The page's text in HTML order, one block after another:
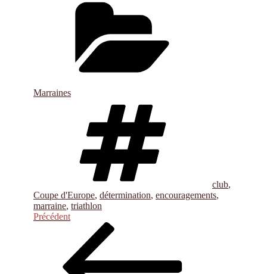
Marraines
club,
Coupe d'Europe, détermination, encouragements,
marraine, triathlon
Navigation
l’article
Article
Précédent